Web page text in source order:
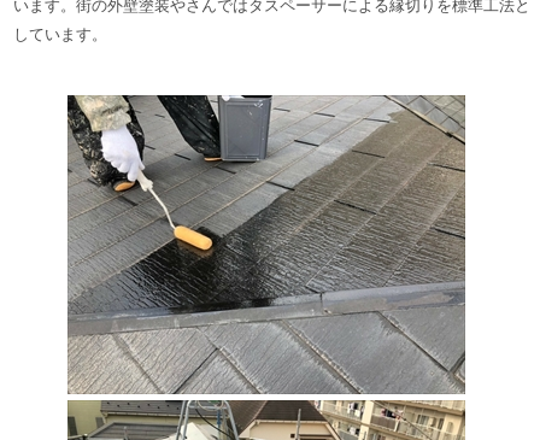
います。 街の外壁塗装やさんではタスペーサーによる縁切りを標準工法と
しています。